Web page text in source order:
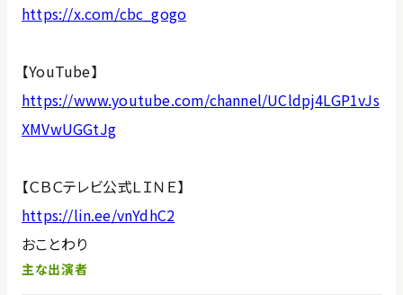
https://x.com/cbc_gogo
【YouTube】
https://www.youtube.com/channel/UCldpj4LGP1vJs
XMVwUGGtJg
【ＣＢＣテレビ公式ＬＩＮＥ】
https://lin.ee/vnYdhC2
おことわり
主な出演者